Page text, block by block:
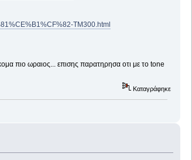
TM300.html
πιο ωραιος... επισης παρατηρησα οτι με το tone
Καταγράφηκε